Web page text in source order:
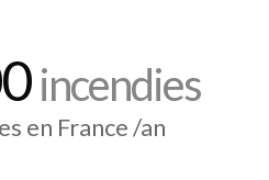
incendies
en France /an